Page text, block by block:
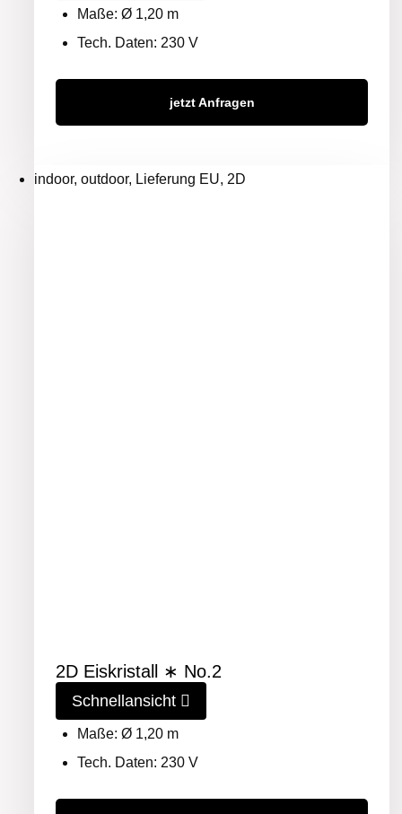
Maße: Ø 1,20 m
Tech. Daten: 230 V
jetzt Anfragen
indoor, outdoor, Lieferung EU, 2D
2D Eiskristall ∗ No.2
Schnellansicht
Maße: Ø 1,20 m
Tech. Daten: 230 V